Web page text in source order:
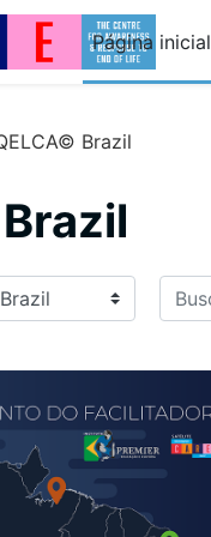
Página inicial
Brazil